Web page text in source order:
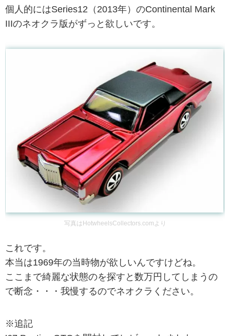
個人的にはSeries12（2013年）のContinental Mark
IIIのネオクラ版がずっと欲しいです。
写真はHotwheelsCollectors.comより
これです。
本当は1969年の当時物が欲しいんですけどね。
ここまで綺麗な状態のを探すと数万円してしまうの
で断念・・・我慢するのでネオクラください。
※追記